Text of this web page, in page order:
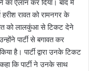
का ऐलान कर दिया। बाद में
रावत को रामनगर के
को लालकुंआ से टिकट देने
पार्टी से बगावत कर
है। पार्टी द्वारा उनके टिकट
कि पार्टी ने उनके साथ